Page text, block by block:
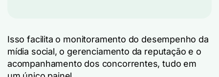
Isso facilita o monitoramento do desempenho da
mídia social, o gerenciamento da reputação e o
acompanhamento dos concorrentes, tudo em